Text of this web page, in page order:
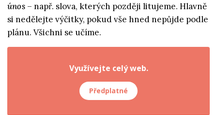
únos– např. slova, kterých později litujeme. Hlavně
si nedělejte výčitky, pokud vše hned nepůjde podle
plánu. Všichni se učíme.
Využívejte celý web.
Předplatné